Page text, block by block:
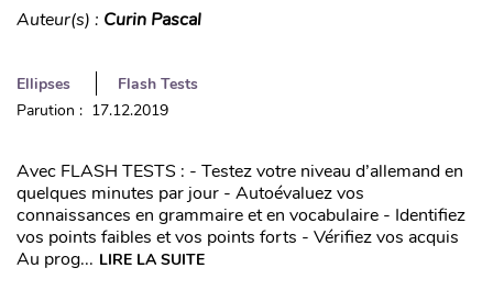
Auteur(s) : Curin Pascal
Ellipses
Flash Tests
Parution : 17.12.2019
Avec FLASH TESTS : - Testez votre niveau d’allemand en
quelques minutes par jour - Autoévaluez vos
connaissances en grammaire et en vocabulaire - Identifiez
vos points faibles et vos points forts - Vérifiez vos acquis
Au prog... LIRE LA SUITE